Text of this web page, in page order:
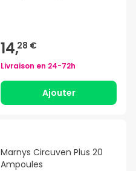
14,28 €
Livraison en 24-72h
Ajouter
Marnys Circuven Plus 20
Ampoules